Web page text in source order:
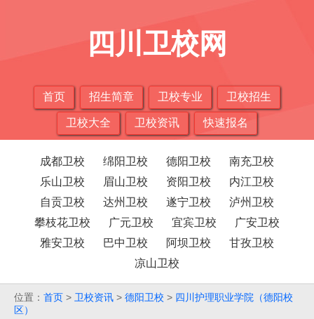
四川卫校网
首页 招生简章 卫校专业 卫校招生
卫校大全 卫校资讯 快速报名
成都卫校 绵阳卫校 德阳卫校
南充卫校
乐山卫校
眉山卫校 资阳卫校
内江卫校
自贡卫校
达州卫校 遂宁卫校
泸州卫校
攀枝花卫校
广元卫校 宜宾卫校
广安卫校
雅安卫校
巴中卫校 阿坝卫校
甘孜卫校
凉山卫校
位置： 首页 > 卫校资讯 > 德阳卫校 > 四川护理职业学院（德阳校
区）